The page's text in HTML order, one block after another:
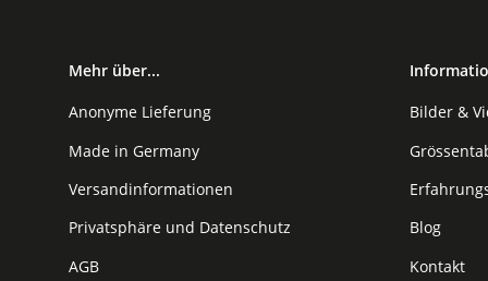
Mehr über...
Anonyme Lieferung
Made in Germany
Versandinformationen
Privatsphäre und Datenschutz
AGB
Bilder &
Blog
Kontakt